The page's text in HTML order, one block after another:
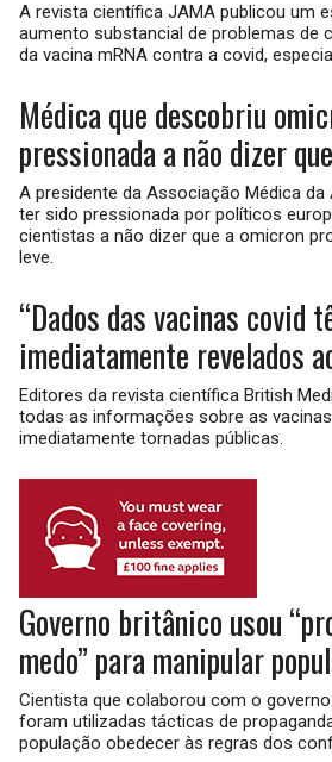
A revista científica JAMA publicou um
aumento substancial de problemas de
da vacina mRNA contra a covid,
Médica que descobriu
pressionada a não dizer
A presidente da Associação Médica da
ter sido pressionada por políticos
cientistas a não dizer que a omicron
leve.
“Dados das vacinas covid
imediatamente revelados
Editores da revista científica British
todas as informações sobre as
imediatamente tornadas públicas.
Governo britânico usou
medo” para manipular
Cientista que colaborou com o
foram utilizadas tácticas de
população obedecer às regras dos